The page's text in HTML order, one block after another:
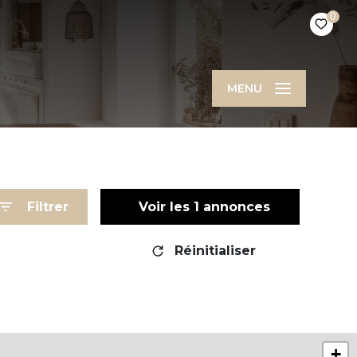
0
MENU
Filtrer Voir les 1 annonces
Réinitialiser